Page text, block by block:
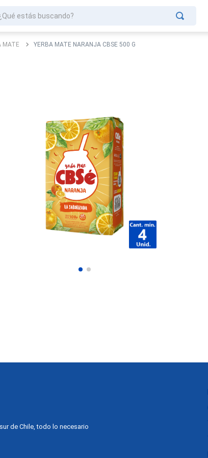
estás buscando?
MATE YERBA MATE NARANJA CBSE 500 G
de Chile, todo lo necesario